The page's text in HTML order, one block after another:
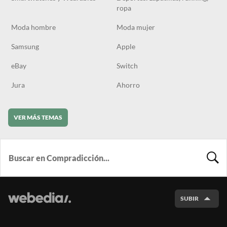
ropa
Moda hombre Moda mujer
Samsung Apple
eBay Switch
Jura Ahorro
VER MÁS TEMAS
SUBIR